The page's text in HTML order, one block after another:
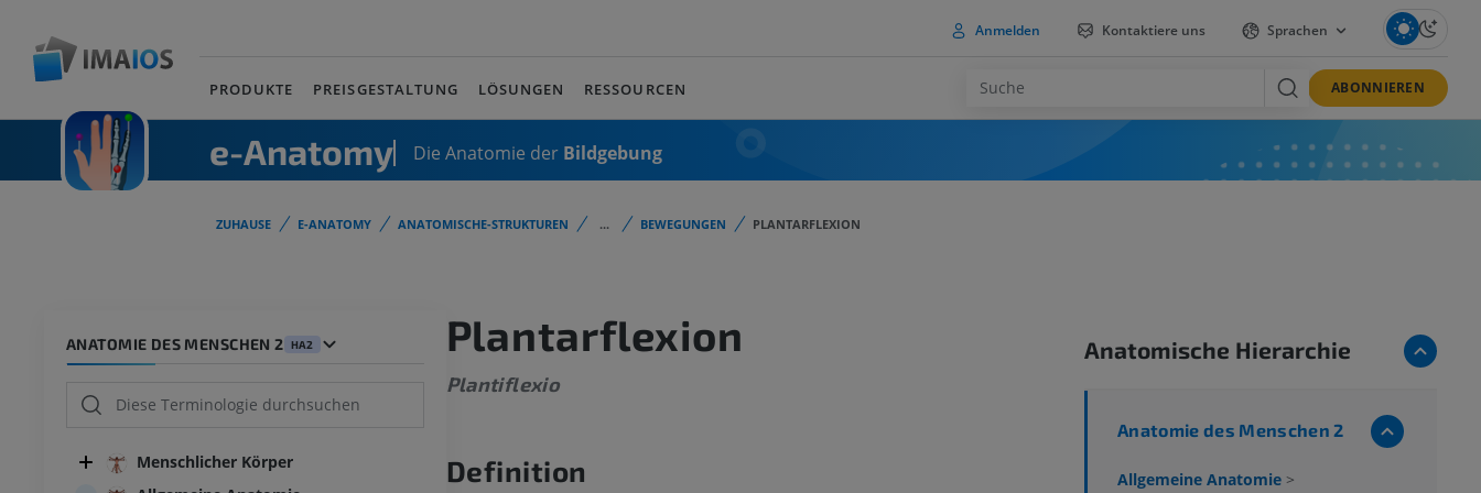
Anmelden Kontaktiere uns Sprachen
PRODUKTE PREISGESTALTUNG LÖSUNGEN RESSOURCEN ABONNIEREN
e-Anatomy Die Anatomie der Bildgebung
ZUHAUSE E-ANATOMY ANATOMISCHE-STRUKTUREN ... BEWEGUNGEN PLANTARFLEXION
ANATOMIE DES MENSCHEN 2 HA2
Menschlicher Körper
Plantarflexion
Plantiflexio
Definition
Anatomische Hierarchie
Anatomie des Menschen 2
Allgemeine Anatomie >